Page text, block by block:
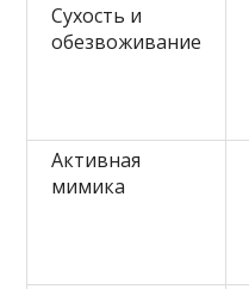
Сухость и
обезвоживание
Активная
мимика